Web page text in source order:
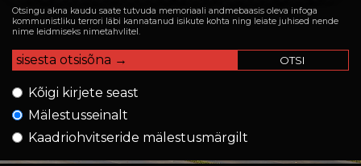
Otsingu akna kaudu saate tutvuda memoriaali andmebaasis oleva infoga
kommunistliku terrori läbi kannatanud isikute kohta ning leiate juhised nende
nime leidmiseks nimetahvlitel.
OTSI
Kõigi kirjete seast
Mälestusseinalt
Kaadriohvitseride mälestusmärgilt